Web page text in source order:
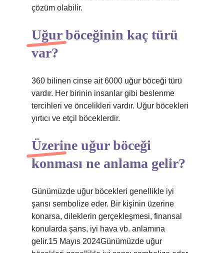
çözüm olabilir.
Uğur böceğinin kaç türü
var?
360 bilinen cinse ait 6000 uğur böceği türü
vardır. Her birinin insanlar gibi beslenme
tercihleri ​​ve öncelikleri vardır. Uğur böcekleri
yırtıcı ve etçil böceklerdir.
Üzerine uğur böceği
konması ne anlama gelir?
Günümüzde uğur böcekleri genellikle iyi
şansı sembolize eder. Bir kişinin üzerine
konarsa, dileklerin gerçekleşmesi, finansal
konularda şans, iyi hava vb. anlamına
gelir.15 Mayıs 2024Günümüzde uğur